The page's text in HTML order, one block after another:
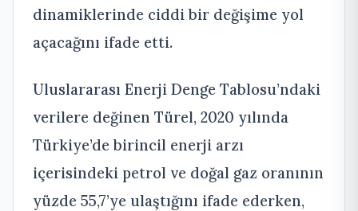
dinamiklerinde ciddi bir değişime yol
açacağını ifade etti.
Uluslararası Enerji Denge Tablosu’ndaki
verilere değinen Türel, 2020 yılında
Türkiye’de birincil enerji arzı
içerisindeki petrol ve doğal gaz oranının
yüzde 55,7’ye ulaştığını ifade ederken,